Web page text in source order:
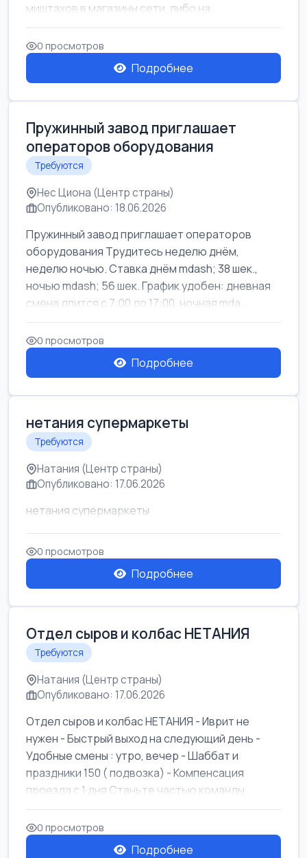
миштахов в магазины сети, либо на...
0 просмотров
Подробнее
Пружинный завод приглашает
операторов оборудования
Требуются
Нес Циона (Центр страны)
Опубликовано: 18.06.2026
Пружинный завод приглашает операторов
оборудования Трудитесь неделю днём,
неделю ночью. Ставка днём mdash; 38 шек.,
ночью mdash; 56 шек. График удобен: дневная
смена длится с 7:00 до 17:00, ночная mda...
0 просмотров
Подробнее
нетания супермаркеты
Требуются
Натания (Центр страны)
Опубликовано: 17.06.2026
нетания супермаркеты
0 просмотров
Подробнее
Отдел сыров и колбас НЕТАНИЯ
Требуются
Натания (Центр страны)
Опубликовано: 17.06.2026
Отдел сыров и колбас НЕТАНИЯ - Иврит не
нужен - Быстрый выход на следующий день -
Удобные смены : утро, вечер - Шаббат и
праздники 150 ( подвозка) - Компенсация
проезда с 1 дня Станьте частью команды ...
0 просмотров
Подробнее